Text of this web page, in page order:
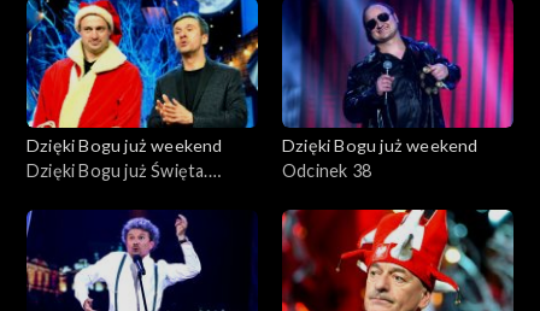
Dzięki Bogu już weekend
Dzięki Bogu już Święta.
Dzięki Bogu już weekend
Odcinek 38